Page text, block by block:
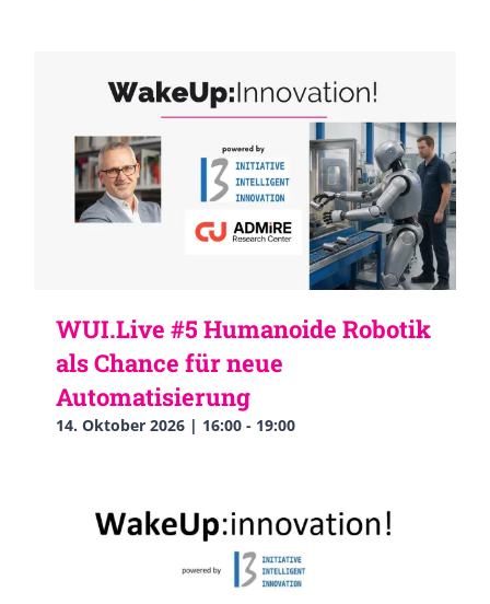
WUI.Live #5 Humanoide Robotik
als Chance für neue
Automatisierung
14. Oktober 2026 | 16:00 - 19:00